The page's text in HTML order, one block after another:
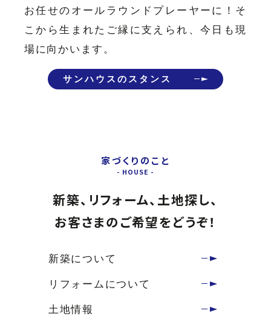
お任せのオールラウンドプレーヤーに！そ
こから生まれたご縁に支えられ、今日も現
場に向かいます。
サンハウスのスタンス
家づくりのこと
新築、リフォーム、土地探し、
お客さまのご希望をどうぞ！
新築について
リフォームについて
土地情報